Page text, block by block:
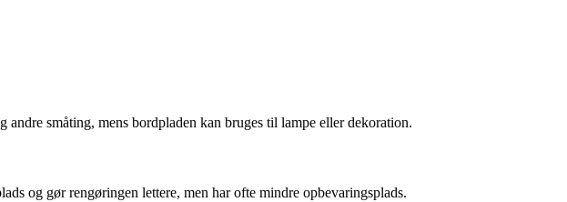
småting, mens bordpladen kan bruges til lampe eller dekoration.
og gør rengøringen lettere, men har ofte mindre opbevaringsplads.